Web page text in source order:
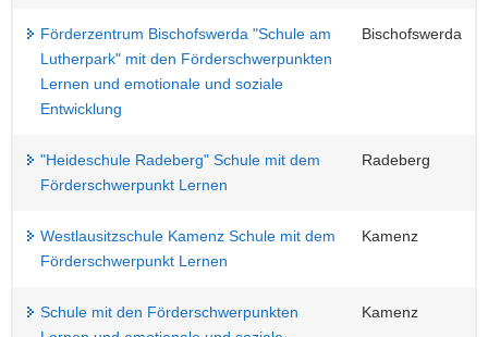
Förderzentrum Bischofswerda "Schule am
Lutherpark" mit den Förderschwerpunkten
Lernen und emotionale und soziale
Entwicklung
Bischofswerda
"Heideschule Radeberg" Schule mit dem
Förderschwerpunkt Lernen
Radeberg
Westlausitzschule Kamenz Schule mit dem
Förderschwerpunkt Lernen
Kamenz
Schule mit den Förderschwerpunkten
Kamenz